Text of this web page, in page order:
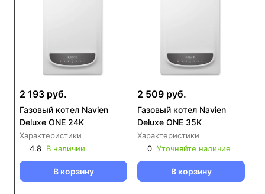
2 193 руб.
Газовый котел Navien
Deluxe ONE 24K
Характеристики
4.8 В наличии
В корзину
2 509 руб.
Газовый котел Navien
Deluxe ONE 35K
Характеристики
0 Уточняйте наличие
В корзину